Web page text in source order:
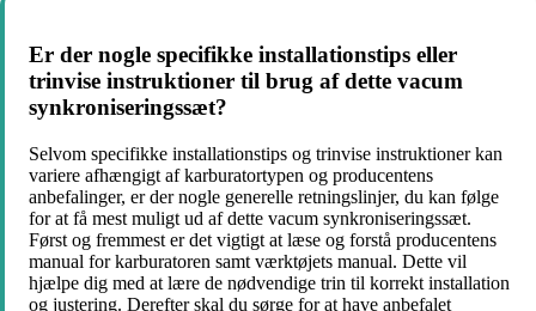
Er der nogle specifikke installationstips eller
trinvise instruktioner til brug af dette vacum
synkroniseringssæt?
Selvom specifikke installationstips og trinvise instruktioner kan
variere afhængigt af karburatortypen og producentens
anbefalinger, er der nogle generelle retningslinjer, du kan følge
for at få mest muligt ud af dette vacum synkroniseringssæt.
Først og fremmest er det vigtigt at læse og forstå producentens
manual for karburatoren samt værktøjets manual. Dette vil
hjælpe dig med at lære de nødvendige trin til korrekt installation
og justering. Derefter skal du sørge for at have anbefalet